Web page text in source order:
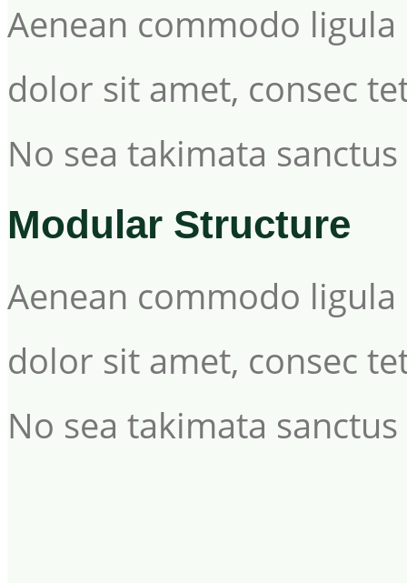
Aenean commodo
dolor sit amet, consec
No sea takimata
Modular Structure
Aenean commodo
dolor sit amet, consec
No sea takimata